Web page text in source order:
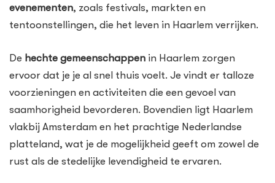
evenementen, zoals festivals, markten en
tentoonstellingen, die het leven in Haarlem verrijken.
De hechte gemeenschappen in Haarlem zorgen
ervoor dat je je al snel thuis voelt. Je vindt er talloze
voorzieningen en activiteiten die een gevoel van
saamhorigheid bevorderen. Bovendien ligt Haarlem
vlakbij Amsterdam en het prachtige Nederlandse
platteland, wat je de mogelijkheid geeft om zowel de
rust als de stedelijke levendigheid te ervaren.